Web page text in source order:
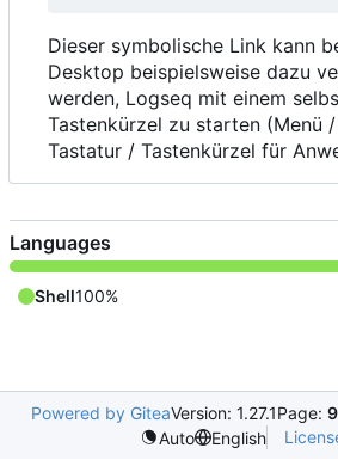
Dieser symbolische Link kann
Desktop beispielsweise dazu
werden, Logseq mit einem
Tastenkürzel zu starten (Menü
Tastatur / Tastenkürzel für
Languages
Shell100%
Powered by GiteaVersion: 1.27.1Page:
Auto
English